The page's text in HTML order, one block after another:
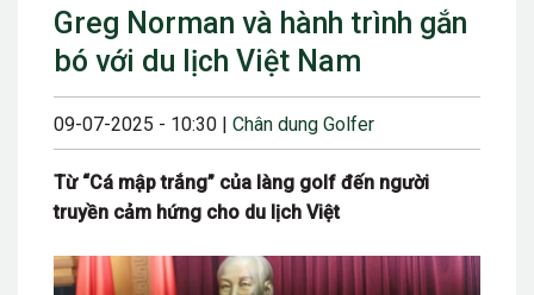
Greg Norman và hành trình gắn
bó với du lịch Việt Nam
09-07-2025 - 10:30 | Chân dung Golfer
Từ “Cá mập trắng” của làng golf đến người
truyền cảm hứng cho du lịch Việt